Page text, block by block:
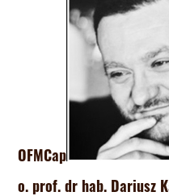
OFMCap
o. prof. dr hab. Dariusz